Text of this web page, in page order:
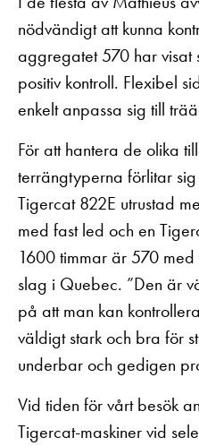
nödvändigt att kunna
aggregatet 570 har visat
positiv kontroll. Flexibel
enkelt anpassa sig till
För att hantera de olika
terrängtyperna förlitar
Tigercat 822E utrustad
med fast led och en
1600 timmar är 570
slag i Quebec. ”Den är
på att man kan
väldigt stark och bra för
underbar och gedigen
Vid tiden för vårt besök
Tigercat-maskiner vid